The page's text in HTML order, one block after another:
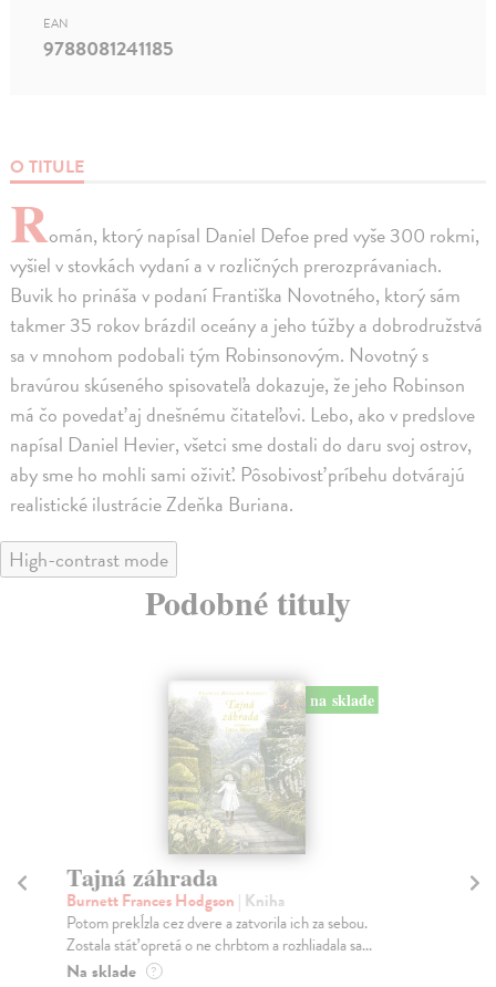
O TITULE
Román, ktorý napísal Daniel Defoe pred vyše 300 rokmi,
vyšiel v stovkách vydaní a v rozličných prerozprávaniach.
Buvik ho prináša v podaní Františka Novotného, ktorý sám
takmer 35 rokov brázdil oceány a jeho túžby a dobrodružstvá
sa v mnohom podobali tým Robinsonovým. Novotný s
bravúrou skúseného spisovateľa dokazuje, že jeho Robinson
má čo povedať aj dnešnému čitateľovi. Lebo, ako v predslove
napísal Daniel Hevier, všetci sme dostali do daru svoj ostrov,
aby sme ho mohli sami oživiť. Pôsobivosť príbehu dotvárajú
realistické ilustrácie Zdeňka Buriana.
EAN
9788081241185
High-contrast mode
Podobné tituly
na sklade
Tajná záhrada
Burnett Frances Hodgson | Kniha
Potom prekĺzla cez dvere a zatvorila ich za sebou.
Zostala stáť opretá o ne chrbtom a rozhliadala sa...
Na sklade ?